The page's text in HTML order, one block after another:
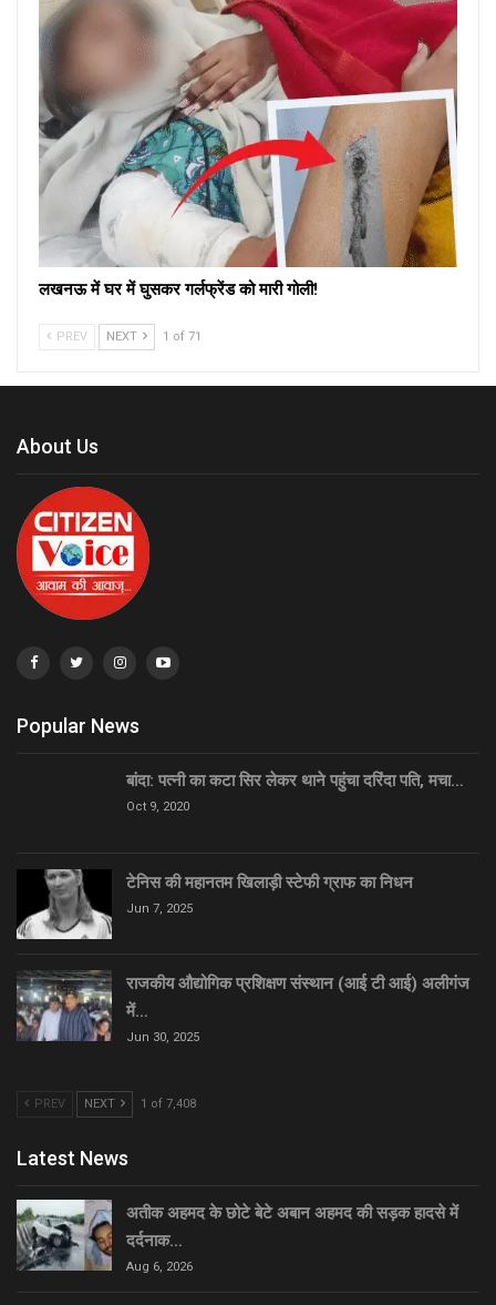
लखनऊ में घर में घुसकर गर्लफ्रेंड को मारी गोली!
PREV NEXT 1 of 71
About Us
Popular News
बांदा: पत्नी का कटा सिर लेकर थाने पहुंचा दरिंदा पति, मचा…
Oct 9, 2020
टेनिस की महानतम खिलाड़ी स्टेफी ग्राफ का निधन
Jun 7, 2025
राजकीय औद्योगिक प्रशिक्षण संस्थान (आई टी आई) अलीगंज
में…
Jun 30, 2025
PREV NEXT 1 of 7,408
Latest News
अतीक अहमद के छोटे बेटे अबान अहमद की सड़क हादसे में
दर्दनाक…
Aug 6, 2026